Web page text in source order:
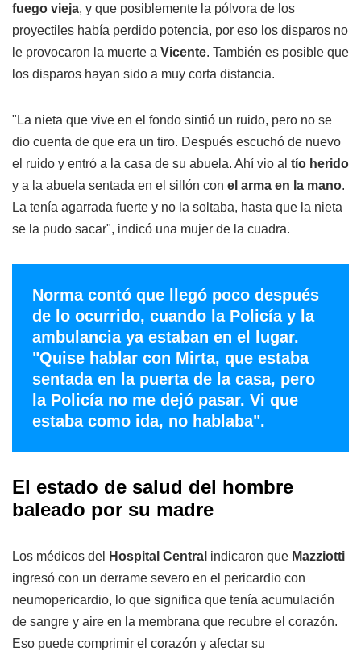
fuego vieja, y que posiblemente la pólvora de los
proyectiles había perdido potencia, por eso los disparos no
le provocaron la muerte a Vicente. También es posible que
los disparos hayan sido a muy corta distancia.
"La nieta que vive en el fondo sintió un ruido, pero no se
dio cuenta de que era un tiro. Después escuchó de nuevo
el ruido y entró a la casa de su abuela. Ahí vio al tío herido
y a la abuela sentada en el sillón con el arma en la mano.
La tenía agarrada fuerte y no la soltaba, hasta que la nieta
se la pudo sacar", indicó una mujer de la cuadra.
Norma contó que llegó poco después
de lo ocurrido, cuando la Policía y la
ambulancia ya estaban en el lugar.
"Quise hablar con Mirta, que estaba
sentada en la puerta de la casa, pero
la Policía no me dejó pasar. Vi que
estaba como ida, no hablaba".
El estado de salud del hombre
baleado por su madre
Los médicos del Hospital Central indicaron que Mazziotti
ingresó con un derrame severo en el pericardio con
neumopericardio, lo que significa que tenía acumulación
de sangre y aire en la membrana que recubre el corazón.
Eso puede comprimir el corazón y afectar su